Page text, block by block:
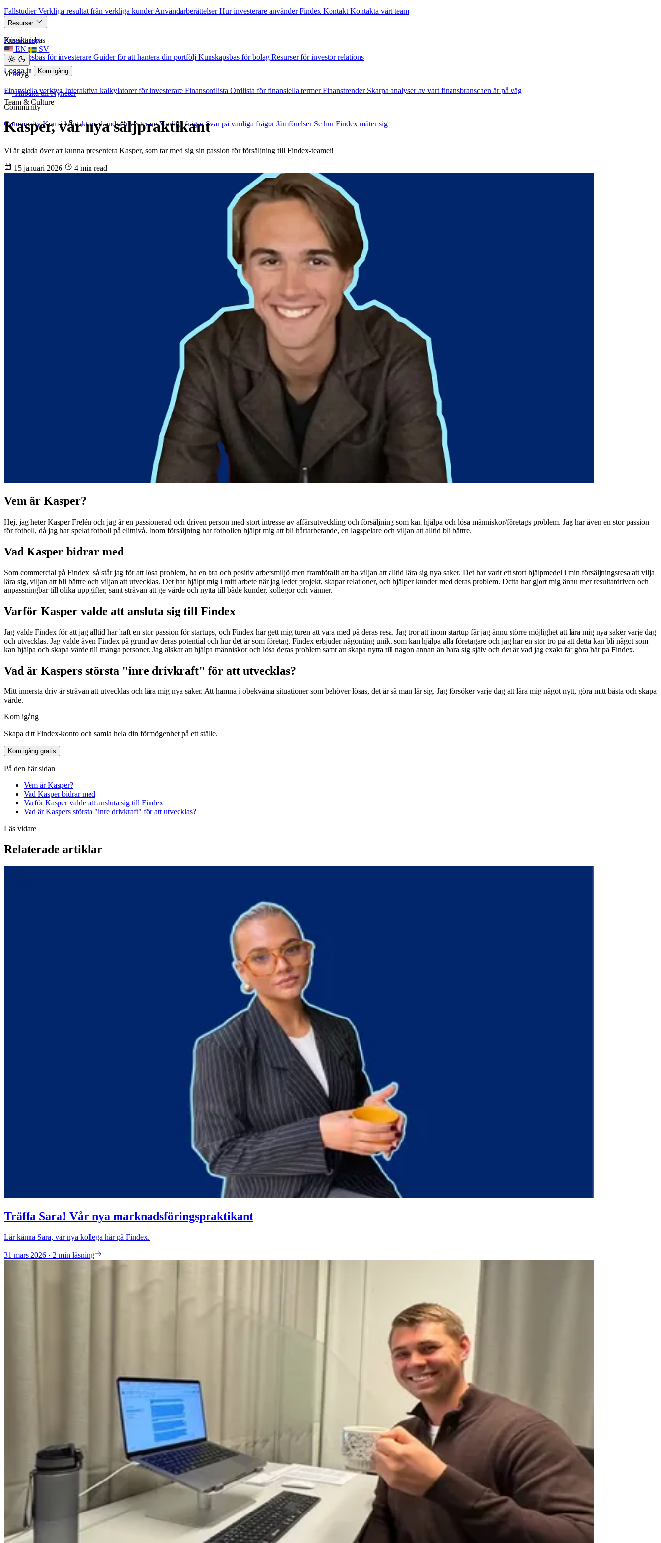
Fallstudier Verkliga resultat från verkliga kunder Användarberättelser Hur investerare använder Findex Kontakt Kontakta vårt team
Resurser
Kunskapsbas
Kunskapsbas för investerare Guider för att hantera din portfölj Kunskapsbas för bolag Resurser för investor relations
Verktyg
Finansiella verktyg Interaktiva kalkylatorer för investerare Finansordlista Ordlista för finansiella termer Finanstrender Skarpa analyser av vart finansbranschen är på väg
Community
Community Kom i kontakt med andra investerare Vanliga frågor Svar på vanliga frågor Jämförelser Se hur Findex mäter sig
Prissättning
EN
SV
Logga in Kom igång
Tillbaka till Nyheter
Team & Culture
Kasper, vår nya säljpraktikant
Vi är glada över att kunna presentera Kasper, som tar med sig sin passion för försäljning till Findex-teamet!
15 januari 2026 4 min read
Vem är Kasper?
Hej, jag heter Kasper Frelén och jag är en passionerad och driven person med stort intresse av affärsutveckling och försäljning som kan hjälpa och lösa människor/företags problem. Jag har även en stor passion
för fotboll, då jag har spelat fotboll på elitnivå. Inom försäljning har fotbollen hjälpt mig att bli hårtarbetande, en lagspelare och viljan att alltid bli bättre.
Vad Kasper bidrar med
Som commercial på Findex, så står jag för att lösa problem, ha en bra och positiv arbetsmiljö men framförallt att ha viljan att alltid lära sig nya saker. Det har varit ett stort hjälpmedel i min försäljningsresa att vilja
lära sig, viljan att bli bättre och viljan att utvecklas. Det har hjälpt mig i mitt arbete när jag leder projekt, skapar relationer, och hjälper kunder med deras problem. Detta har gjort mig ännu mer resultatdriven och
anpassningbar till olika uppgifter, samt strävan att ge värde och nytta till både kunder, kollegor och vänner.
Varför Kasper valde att ansluta sig till Findex
Jag valde Findex för att jag alltid har haft en stor passion för startups, och Findex har gett mig turen att vara med på deras resa. Jag tror att inom startup får jag ännu större möjlighet att lära mig nya saker varje dag
och utvecklas. Jag valde även Findex på grund av deras potential och hur det är som företag. Findex erbjuder någonting unikt som kan hjälpa alla företagare och jag har en stor tro på att detta kan bli något som
kan hjälpa och skapa värde till många personer. Jag älskar att hjälpa människor och lösa deras problem samt att skapa nytta till någon annan än bara sig själv och det är vad jag exakt får göra här på Findex.
Vad är Kaspers största "inre drivkraft" för att utvecklas?
Mitt innersta driv är strävan att utvecklas och lära mig nya saker. Att hamna i obekväma situationer som behöver lösas, det är så man lär sig. Jag försöker varje dag att lära mig något nytt, göra mitt bästa och skapa
värde.
Kom igång
Skapa ditt Findex-konto och samla hela din förmögenhet på ett ställe.
Kom igång gratis
På den här sidan
Vem är Kasper?
Vad Kasper bidrar med
Varför Kasper valde att ansluta sig till Findex
Vad är Kaspers största "inre drivkraft" för att utvecklas?
Läs vidare
Relaterade artiklar
Träffa Sara! Vår nya marknadsföringspraktikant
Lär känna Sara, vår nya kollega här på Findex.
31 mars 2026 · 2 min läsning